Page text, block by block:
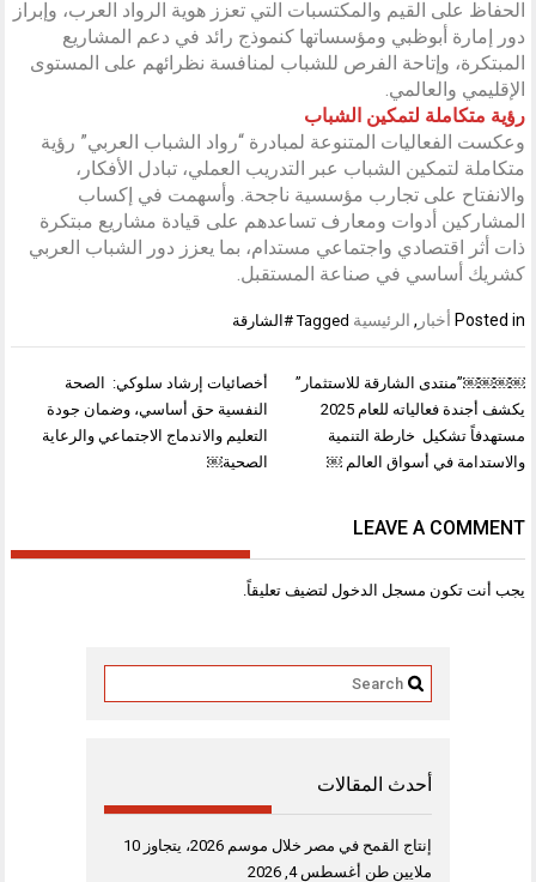
الحفاظ على القيم والمكتسبات التي تعزز هوية الرواد العرب، وإبراز
دور إمارة أبوظبي ومؤسساتها كنموذج رائد في دعم المشاريع
المبتكرة، وإتاحة الفرص للشباب لمنافسة نظرائهم على المستوى
الإقليمي والعالمي.
رؤية متكاملة لتمكين الشباب
وعكست الفعاليات المتنوعة لمبادرة “رواد الشباب العربي” رؤية
متكاملة لتمكين الشباب عبر التدريب العملي، تبادل الأفكار،
والانفتاح على تجارب مؤسسية ناجحة. وأسهمت في إكساب
المشاركين أدوات ومعارف تساعدهم على قيادة مشاريع مبتكرة
ذات أثر اقتصادي واجتماعي مستدام، بما يعزز دور الشباب العربي
كشريك أساسي في صناعة المستقبل.
Posted in أخبار , الرئيسية Tagged #الشارقة
تصفّح
المقالات
أخصائيات إرشاد سلوكي: الصحة
النفسية حق أساسي، وضمان جودة
التعليم والاندماج الاجتماعي والرعاية
الصحية￼
￼￼￼￼”منتدى الشارقة للاستثمار”
يكشف أجندة فعالياته للعام 2025
مستهدفاً تشكيل خارطة التنمية
والاستدامة في أسواق العالم ￼
LEAVE A COMMENT
يجب أنت تكون مسجل الدخول لتضيف تعليقاً.
أحدث المقالات
إنتاج القمح في مصر خلال موسم 2026، يتجاوز 10
ملايين طن أغسطس 4, 2026